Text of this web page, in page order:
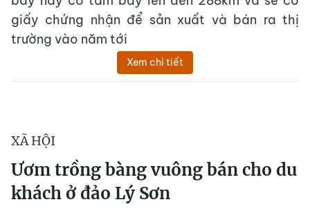
giấy chứng nhận để sản xuất và bán ra thị
trường vào năm tới
Xem chi tiết
XÃ HỘI
Ươm trồng bàng vuông bán cho du
khách ở đảo Lý Sơn